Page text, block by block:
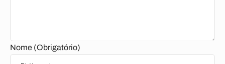
Nome (Obrigatório)